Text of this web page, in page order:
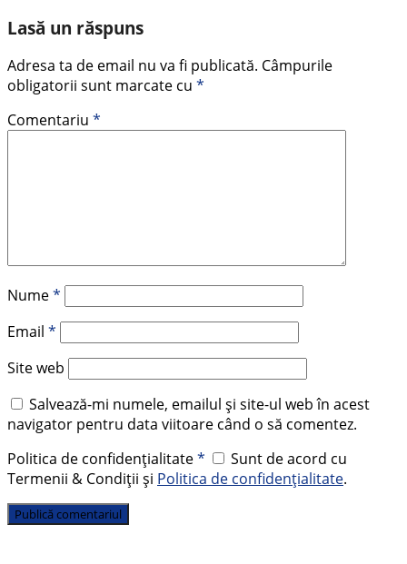
Lasă un răspuns
Adresa ta de email nu va fi publicată. Câmpurile
obligatorii sunt marcate cu *
Comentariu *
Nume*
Email *
Site web
Salvează-mi numele, emailul și site-ul web în acest
navigator pentru data viitoare când o să comentez.
Politica de confidențialitate*
Sunt de acord cu
Termenii & Condiții și Politica de confidențialitate.